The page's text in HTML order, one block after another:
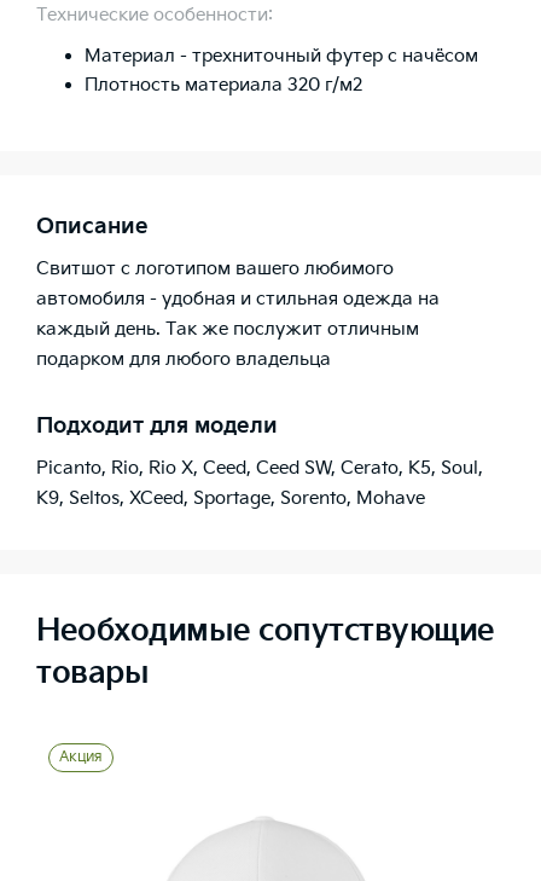
Технические особенности:
Материал - трехниточный футер с начёсом
Плотность материала 320 г/м2
Описание
Свитшот с логотипом вашего любимого
автомобиля - удобная и стильная одежда на
каждый день. Так же послужит отличным
подарком для любого владельца
Подходит для модели
Picanto, Rio, Rio X, Ceed, Ceed SW, Cerato, K5, Soul,
K9, Seltos, XCeed, Sportage, Sorento, Mohave
Необходимые сопутствующие
товары
Акция